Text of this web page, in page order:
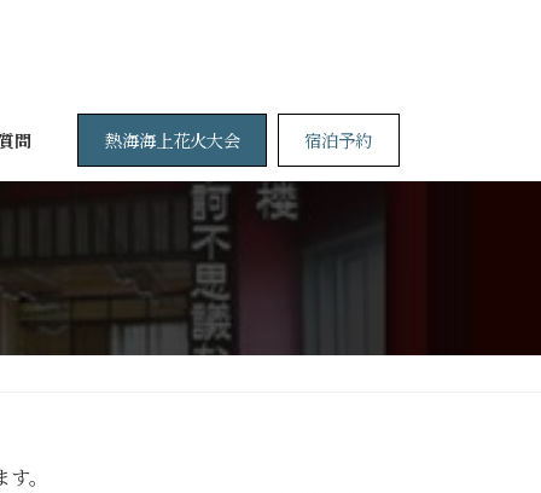
問 熱海海上花火大会 宿泊予約
。